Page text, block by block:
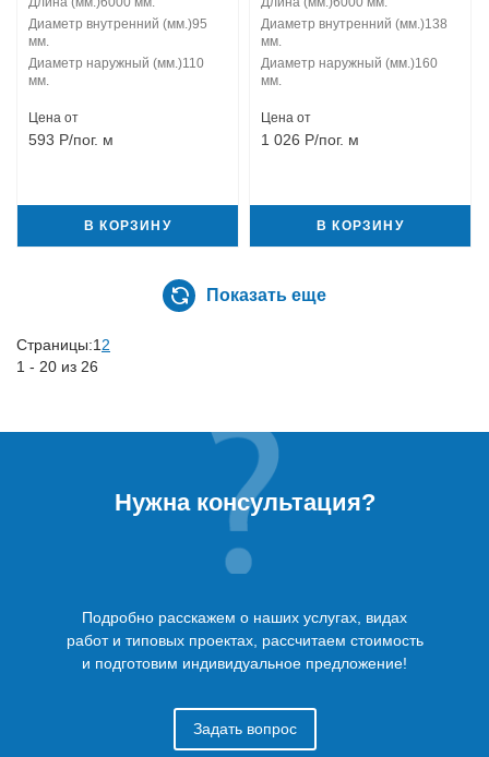
Диаметр внутренний (мм.)95
мм.
Диаметр наружный (мм.)110
мм.
Цена от
593 Р/пог. м
В КОРЗИНУ
Диаметр внутренний (мм.)138
мм.
Диаметр наружный (мм.)160
мм.
Цена от
1 026 Р/пог. м
В КОРЗИНУ
Показать еще
Страницы:1 2
1 - 20 из 26
Нужна консультация?
Подробно расскажем о наших услугах, видах
работ и типовых проектах, рассчитаем стоимость
и подготовим индивидуальное предложение!
Задать вопрос